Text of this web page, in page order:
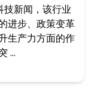
新闻，该行业
进步、政策变革
生产力方面的作
…